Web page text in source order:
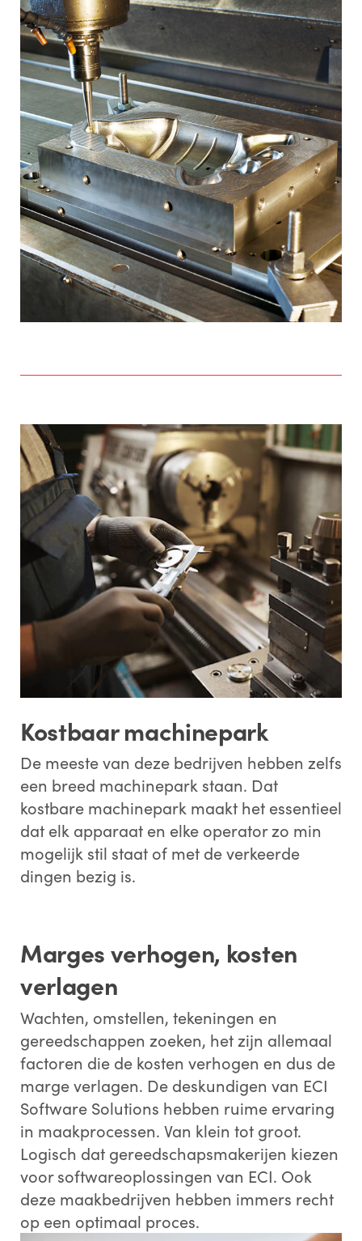
Kostbaar machinepark
De meeste van deze bedrijven hebben zelfs
een breed machinepark staan. Dat
kostbare machinepark maakt het essentieel
dat elk apparaat en elke operator zo min
mogelijk stil staat of met de verkeerde
dingen bezig is.
Marges verhogen, kosten
verlagen
Wachten, omstellen, tekeningen en
gereedschappen zoeken, het zijn allemaal
factoren die de kosten verhogen en dus de
marge verlagen. De deskundigen van ECI
Software Solutions hebben ruime ervaring
in maakprocessen. Van klein tot groot.
Logisch dat gereedschapsmakerijen kiezen
voor softwareoplossingen van ECI. Ook
deze maakbedrijven hebben immers recht
op een optimaal proces.